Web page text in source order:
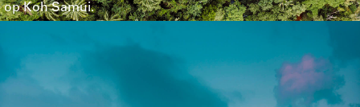
op Koh Samui.